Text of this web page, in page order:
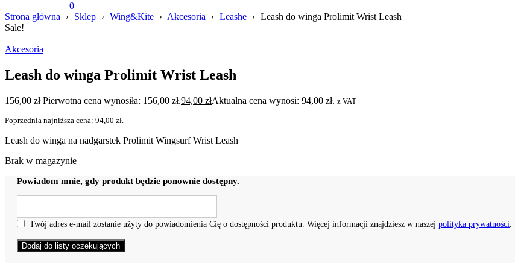
0
Strona główna
› Sklep › Wing&Kite › Akcesoria › Leashe › Leash do winga Prolimit Wrist Leash
Sale!
Akcesoria
Leash do winga Prolimit Wrist Leash
156,00zł Pierwotna cena wynosiła: 156,00 zł.94,00 złAktualna cena wynosi: 94,00 zł. z VAT
Poprzednia najniższa cena: 94,00 zł
Leash do winga na nadgarstek Prolimit Wingsurf Wrist Leash
Brak w magazynie
Powiadom mnie, gdy produkt będzie ponownie dostępny.
Twój adres e-mail zostanie użyty do powiadomienia Cię o dostępności produktu. Więcej informacji znajdziesz w naszej polityka prywatności